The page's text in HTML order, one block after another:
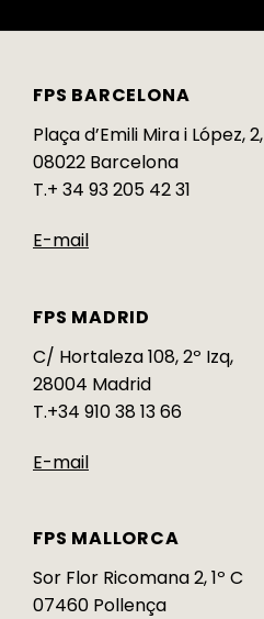
FPS BARCELONA
Plaça d’Emili Mira i López, 2,
08022 Barcelona
T.+ 34 93 205 42 31
E-mail
FPS MADRID
C/ Hortaleza 108, 2º Izq,
28004 Madrid
T.+34 910 38 13 66
E-mail
FPS MALLORCA
Sor Flor Ricomana 2, 1º C
07460 Pollença